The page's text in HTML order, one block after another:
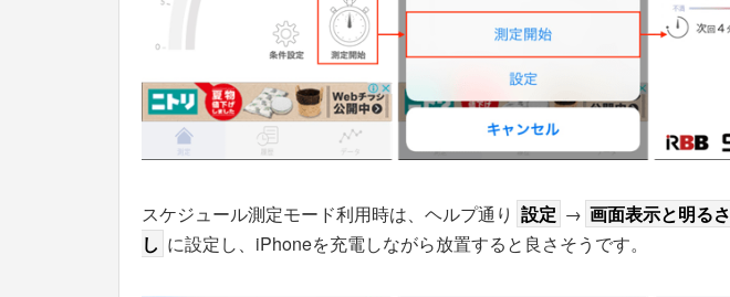
スケジュール測定モード利用時は、ヘルプ通り 設定 → 画面表示と明るさ
し に設定し、iPhoneを充電しながら放置すると良さそうです。